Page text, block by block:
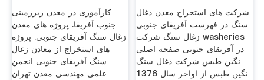
کارآموزی در معدن زیرزمینی
جنوب آفریقا. پروژه های معدن
زغال سنگ آفریقای جنوبی. پروژه
های استخراج از معادن زغال
سنگ آفریقای جنوبی انجمن
علمی مهندسی معدن تهران
شرکت های استخراج معدن ذغال
سنگ در فهرست آفریقای جنوبی
زغال سنگ شرکت washeries
در آفریقای جنوبی صفحه اصلی
نگین طبس شرکت ذغال سنگ
نگین طبس از اواخر سال 1376